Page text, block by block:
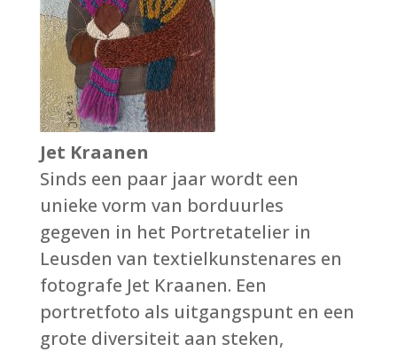
Jet Kraanen
Sinds een paar jaar wordt een
unieke vorm van borduurles
gegeven in het Portretatelier in
Leusden van textielkunstenares en
fotografe Jet Kraanen. Een
portretfoto als uitgangspunt en een
grote diversiteit aan steken,